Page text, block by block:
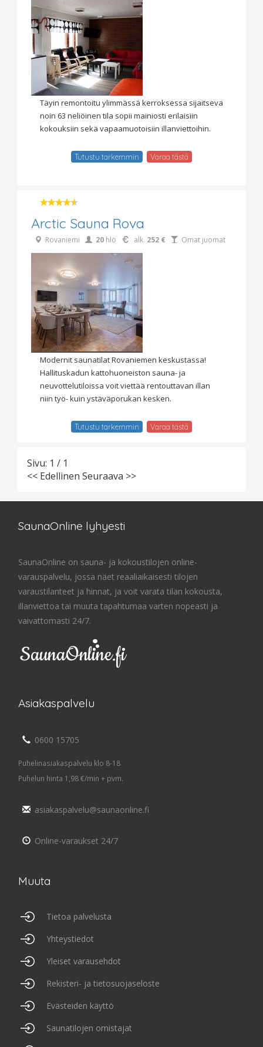
Täyin remontoitu ylimmässä kerroksessa sijaitseva
noin 63 neliöinen tila sopii mainiosti erilaisiin
kokouksiin sekä vapaamuotoisiin illanviettoihin.
Tutustu tarkemmin Varaa tästä
Arctic Sauna Rova
Rovaniemi 20 hlö alk. 252 € Omat juomat
Modernit saunatilat Rovaniemen keskustassa!
Hallituskadun kattohuoneiston sauna- ja
neuvottelutiloissa voit viettää rentouttavan illan
niin työ- kuin ystäväporukan kesken.
Tutustu tarkemmin Varaa tästä
Sivu: 1 / 1
<< Edellinen Seuraava >>
SaunaOnline lyhyesti
SaunaOnline on sauna- ja kokoustilojen online-
varauspalvelu, jossa näet reaaliaikaisesti tilojen
varaustilanteet ja hinnat, ja voit varata tilan kokousta,
illanviettoa tai muuta tapahtumaa varten nopeasti ja
vaivattomasti 24/7.
Asiakaspalvelu
0600 15705
Puhelinasiakaspalvelu klo 8-18
Puhelun hinta 1,98 €/min + pvm.
asiakaspalvelu@saunaonline.fi
Online-varaukset 24/7
Muuta
Tietoa palvelusta
Yhteystiedot
Yleiset varausehdot
Rekisteri- ja tietosuojaseloste
Evästeiden käyttö
Saunatilojen omistajat